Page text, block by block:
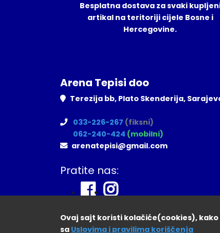
Besplatna dostava za svaki
artikal na teritoriji cijele Bosne i
Hercegovine.
Arena Tepisi doo
Terezija bb, Plato Skenderija,
033-226-267 (fiksni)
062-240-424 (mobilni)
arenatepisi@gmail.com
Pratite nas:
Ovaj sajt koristi kolačiće(cookies),
sa Uslovima i pravilima koriščenja